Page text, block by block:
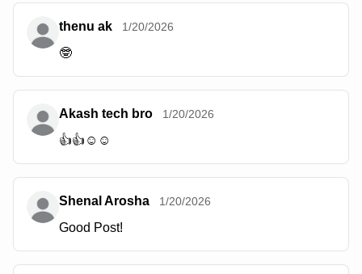
thenu ak 1/20/2026
🤓
Akash tech bro 1/20/2026
👍👍☺️☺️
Shenal Arosha 1/20/2026
Good Post!